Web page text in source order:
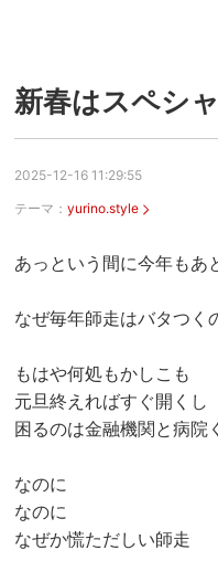
新春はスペシ
2025-12-16 11:29:55
テーマ： yurino.style
あっという間に今年もあ
なぜ毎年師走はバタつく
もはや何処もかしこも
元旦終えればすぐ開くし
困るのは金融機関と病院
なのに
なのに
なぜか慌ただしい師走